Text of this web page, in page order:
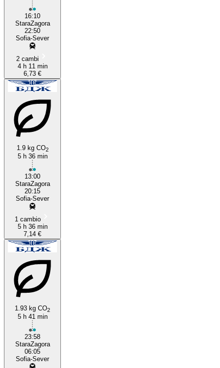
16:10
StaraZagora
22:50
Sofia-Sever
2 cambi
4 h 11 min
6,73 €
1.9 kg CO2
5 h 36 min
13:00
StaraZagora
20:15
Sofia-Sever
1 cambio
5 h 36 min
7,14 €
1.93 kg CO2
5 h 41 min
23:58
StaraZagora
06:05
Sofia-Sever